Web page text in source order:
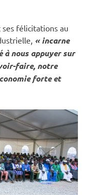
félicitations au
« incarne
nous appuyer sur
faire, notre
forte et